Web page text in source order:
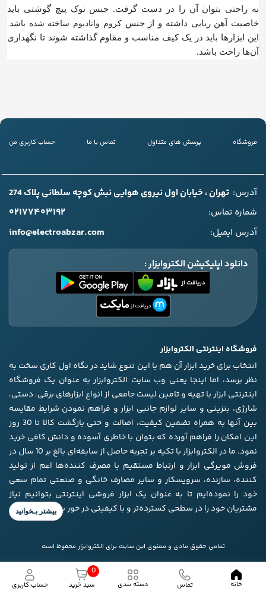
به راحتی بتوان آن را در دست گرفت. جنس نوک پیچ گوشتی باید
خاصیت آهن ربایی داشته و از جنسکروم وانادیوم ساخته شده باشد.
این ابزارها باید در یک کیف مناسب و مقاوم گذاشته شوند تا نگهداری
آن‌ها راحت باشد.
فروشگاه پرسش های متداول تماس با ما حساب کاربری من
آدرس: تهران ، خیابان اول نیروی هوایی نبش کوچه سلطانی پلاک 274
شماره تماس:
۰۲۱۷۷۴۰۳۱۹۲
آدرس ایمیل: info@electroabzar.com
دانلود اپلیکیشن الکتروابزار :
فروشگاه اینترنتی الکتروابزار
انتخاب برای خرید ابزار آن هم با این تنوع شاید در نگاه اول کاری سخت به
نظر برسد، اما اینجا یعنی وب سایت الکتروابزار به عنوان یک فروشگاه
اینترنتی ابزار با تهیه و تامین لیست جامعی از انواع ابزار‌های برقی، دستی،
شارژی، بنزینی و سایر لوازم جانبی ابزار و فراهم نمودن شرایط مقایسه
بین آنها به همراه تضمین کیفیت، اصالت و حتی بازگشت کالا تا 30 روز
این امکان را فراهم آورده که بتوان با خاطری آسوده و دانش کافی خرید
نمود. ما در الکتروابزار با تکیه بر تجربه حاصل از سابقه‌ای بالغ بر 10 سال در
فروش مویرگی ابزار و ارتباط مستقیم با مصرف کننده‌ها اعم از تولید
کننده، سازنده، سرویسکار و سایر مصارف خانگی و صنعتی تمام سعی
خود را نموده‌ایم تا به عنوان یک ابزار فروشی اینترنتی بتوانیم نیاز
مشتریان خود را در سطحی کسترده‌تر و با کیفیتی در خور برآورده کنیم.
تمامی حقوق مادی و معنوی این سایت برای الکتروابزار محفوظ است
خانه تماس دسته بندی
0
سبد خرید حساب کاربری